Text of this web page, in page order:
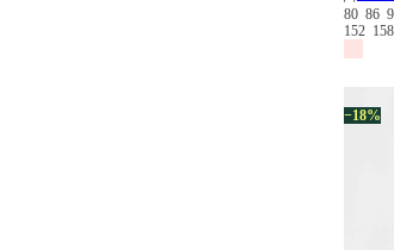
80 86
152 158
−18%